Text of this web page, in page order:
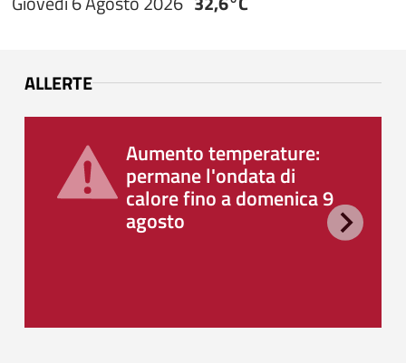
ALLERTE
Aumento temperature:
permane l'ondata di
calore fino a domenica 9
agosto